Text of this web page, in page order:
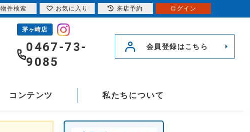
茅ヶ崎店
0467-73-
9085
会員登録はこちら
コンテンツ 私たちについて
物件検索 お気に入り 来店予約 ログイン